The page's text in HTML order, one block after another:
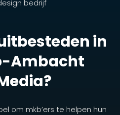
in
Ambacht
om mkb’ers te helpen hun